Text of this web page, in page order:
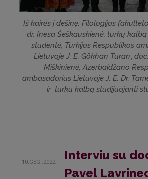
Iš kairės į dešinę: Filologijos
dr. Inesa Šeškauskienė, turkų
studentė, Turkijos Respublikos
Lietuvoje J. E. Gökhan Turan
Miškinienė, Azerbaidžano
ambasadorius Lietuvoje J. E. Dr.
ir turkų kalbą studijuojanti
10.GEG..2022
Interviu su
Pavel